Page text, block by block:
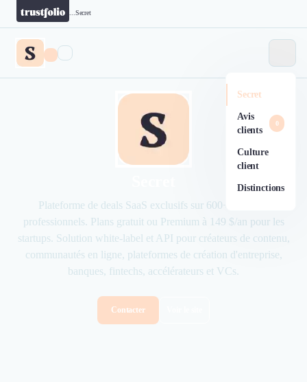
Secret
Secret
Avis
clients
0
Culture
client
Distinctions
Plateforme de deals SaaS exclusifs sur 600+ software
professionnels. Plans gratuit ou Premium à 149 $/an pour les
startups. Solution white-label et API pour créateurs de contenu,
communautés en ligne, plateformes de création d'entreprise,
banques, fintechs, accélérateurs et VCs.
Contacter